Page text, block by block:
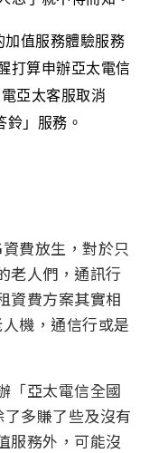
加值服務體驗服務
打算申辦亞太電信
亞太客服取消
鈴」服務。
費放生，對於只
老人們，通訊行
資費方案其實相
機，通信行或是
「亞太電信全國
多賺了些及沒有
服務外，可能沒